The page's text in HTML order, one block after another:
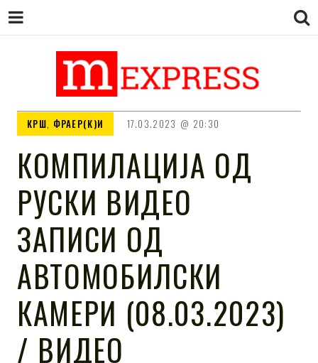
M EXPRESS
КРШ, ФРАЕР(К)И 17.03.2023 20:30
КОМПИЛАЦИЈА ОД
РУСКИ ВИДЕО
ЗАПИСИ ОД
АВТОМОБИЛСКИ
КАМЕРИ (08.03.2023)
/ ВИДЕО